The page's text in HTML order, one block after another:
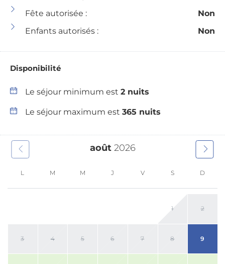
Oreillers et
couvertures
Extincteur
Trousse de premiers
secours
place
Congélateur
Serrure intelligente
Détecteur de fumée
Grille-pain
Fête autorisée :
Non
Enfants autorisés :
Non
Disponibilité
Le séjour minimum est 2 nuits
Le séjour maximum est 365 nuits
août 2026
L M M J V S D
1 2
3 4 5 6 7 8 9